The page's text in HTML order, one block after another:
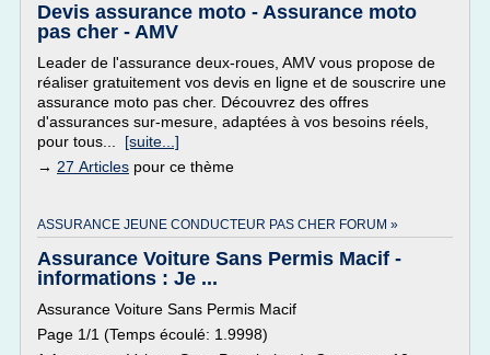
Devis assurance moto - Assurance moto
pas cher - AMV
Leader de l'assurance deux-roues, AMV vous propose de
réaliser gratuitement vos devis en ligne et de souscrire une
assurance moto pas cher. Découvrez des offres
d'assurances sur-mesure, adaptées à vos besoins réels,
pour tous... [suite...]
→ 27 Articles pour ce thème
ASSURANCE JEUNE CONDUCTEUR PAS CHER FORUM »
Assurance Voiture Sans Permis Macif -
informations : Je ...
Assurance Voiture Sans Permis Macif
Page 1/1 (Temps écoulé: 1.9998)